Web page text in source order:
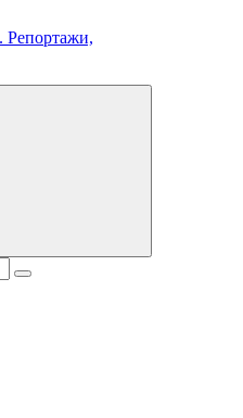
почему. Новости политики,